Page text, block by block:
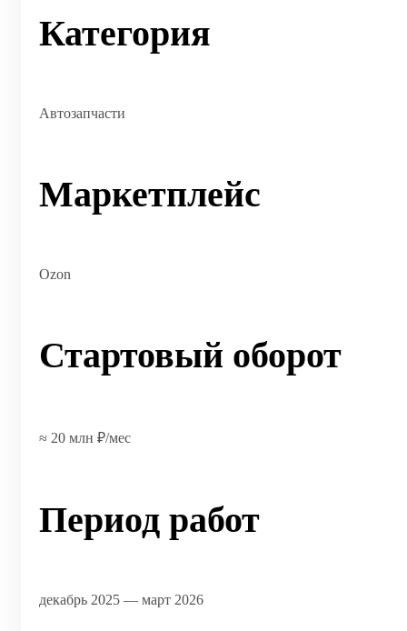
Категория
Автозапчасти
Маркетплейс
Ozon
Стартовый оборот
≈ 20 млн ₽/мес
Период работ
декабрь 2025 — март 2026